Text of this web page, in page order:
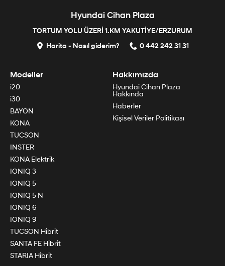
Hyundai Cihan Plaza
TORTUM YOLU ÜZERİ 1.KM YAKUTİYE/ERZURUM
Harita - Nasıl giderim?
0 442 242 31 31
Modeller
i20
i30
BAYON
KONA
TUCSON
INSTER
KONA Elektrik
IONIQ 3
IONIQ 5
IONIQ 5 N
IONIQ 6
IONIQ 9
TUCSON Hibrit
SANTA FE Hibrit
STARIA Hibrit
Hakkımızda
Hyundai Cihan Plaza
Hakkında
Haberler
Kişisel Veriler Politikası